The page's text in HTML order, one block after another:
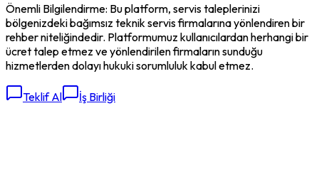
Önemli Bilgilendirme: Bu platform, servis taleplerinizi
bölgenizdeki bağımsız teknik servis firmalarına yönlendiren bir
rehber niteliğindedir. Platformumuz kullanıcılardan herhangi bir
ücret talep etmez ve yönlendirilen firmaların sunduğu
hizmetlerden dolayı hukuki sorumluluk kabul etmez.
Teklif Al İş Birliği